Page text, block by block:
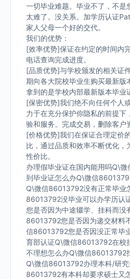
一切毕业难题。毕业不了，不是
太难了。没关系。加学历认证
家人父母一个好的交代。
我们的优势：
[效率优势]保证在约定的时间内
电话查询完成进度。
[品质优势]与学校颁发的相关证
期向各大院校毕业生购买最新版
拿到的是学校内部最新版本毕业
[保密优势]我们绝不向任何个人
力于在充分保护你隐私的前提下
验和服务。完成交易，删除客户
[价格优势]我们在保证合理定价
比，通过品质和效率不断优化，
性价比。
办理假毕业证在国内能用吗Q\
到毕业证怎么办Q\微信
Q\微信86013792没有正常毕业
86013792没毕业可以办学历认
您是否因为中途辍学、挂科而没
86013792您是否因为递交材料
信86013792您是否因没正常毕
育部认证Q\微信86013792在校
不理想怎么办Q\微信86013792
Q\微信86013792办理本科/研
86013792有本科却要求硕士又